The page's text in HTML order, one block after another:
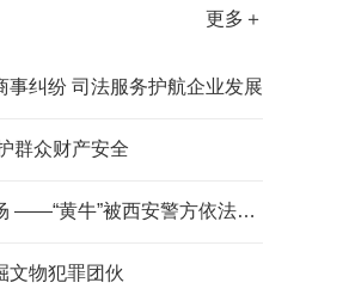
更多＋
事纠纷 司法服务护航企业发展
群众财产安全
破坏围挡逃票入场 ——“黄牛”被西安警方依法拘留
文物犯罪团伙